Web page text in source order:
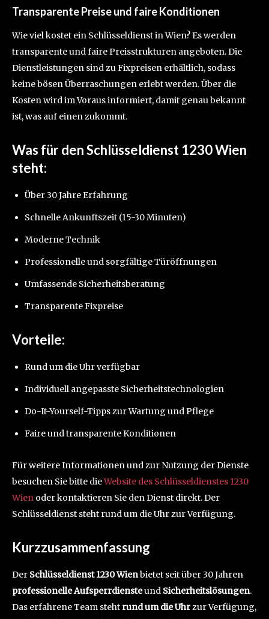
Transparente Preise und faire Konditionen
Wie viel kostet ein Schlüsseldienst in Wien? Es werden
transparente und faire Preisstrukturen angeboten. Die
Dienstleistungen sind zu Fixpreisen erhältlich, sodass
keine bösen Überraschungen erlebt werden. Über die
Kosten wird im Voraus informiert, damit genau bekannt
ist, was auf einen zukommt.
Was für den Schlüsseldienst 1230 Wien
steht:
Über 30 Jahre Erfahrung
Schnelle Ankunftszeit (15-30 Minuten)
Moderne Technik
Professionelle und sorgfältige Türöffnungen
Umfassende Sicherheitsberatung
Transparente Fixpreise
Vorteile:
Rund um die Uhr verfügbar
Individuell angepasste Sicherheitstechnologien
Do-It-Yourself-Tipps zur Wartung und Pflege
Faire und transparente Konditionen
Für weitere Informationen und zur Nutzung der Dienste
besuchen Sie bitte dieWebsite des Schlüsseldienstes 1230
Wien oder kontaktieren Sie den Dienst direkt. Der
Schlüsseldienst steht rund um die Uhr zur Verfügung.
Kurzzusammenfassung
Der Schlüsseldienst 1230 Wienbietet seit über 30 Jahren
professionelle Aufsperrdiensteund Sicherheitslösungen.
Das erfahrene Team steht rund um die Uhrzur Verfügung,